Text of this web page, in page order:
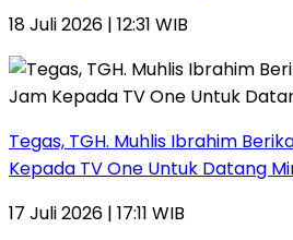
18 Juli 2026 | 12:31 WIB
Tegas, TGH. Muhlis Ibrahim
Kepada TV One Untuk Datang
17 Juli 2026 | 17:11 WIB